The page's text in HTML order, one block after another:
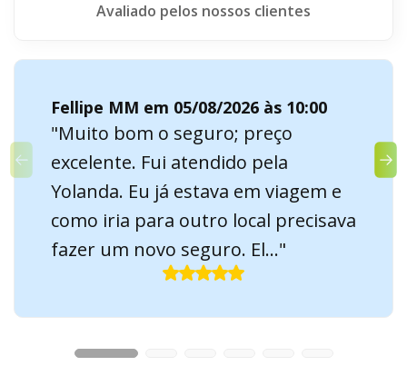
Avaliado pelos nossos clientes
Fellipe MM em 05/08/2026 às 10:00
"Muito bom o seguro; preço
excelente. Fui atendido pela
Yolanda. Eu já estava em viagem e
como iria para outro local precisava
fazer um novo seguro. El..."